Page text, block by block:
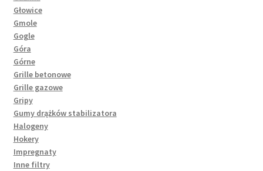
Głowice
Gmole
Gogle
Góra
Górne
Grille betonowe
Grille gazowe
Gripy
Gumy drążków stabilizatora
Halogeny
Hokery
Impregnaty
Inne filtry